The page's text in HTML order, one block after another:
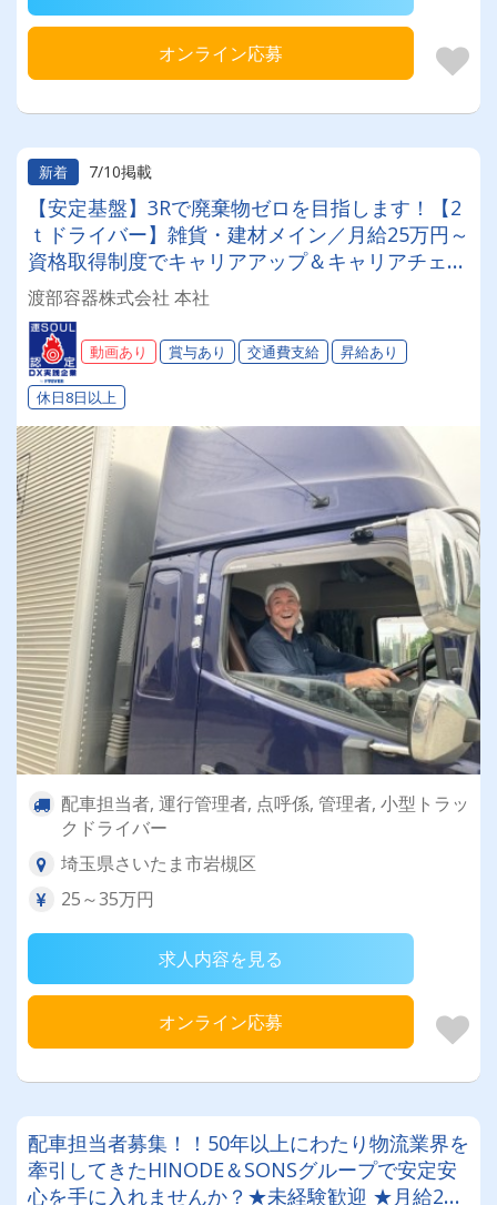
オンライン応募
新着 7/10掲載
【安定基盤】3Rで廃棄物ゼロを目指します！【2
ｔドライバー】雑貨・建材メイン／月給25万円～
資格取得制度でキャリアアップ＆キャリアチェン
ジ可能◎★土日休み★年間休日114日★大型連休
あり★＃賞与＃昇給＃1日体験OK
渡部容器株式会社 本社
動画あり 賞与あり 交通費支給 昇給あり
休日8日以上
配車担当者, 運行管理者, 点呼係, 管理者, 小型トラッ
クドライバー
埼玉県さいたま市岩槻区
25～35万円
求人内容を見る
オンライン応募
配車担当者募集！！50年以上にわたり物流業界を
牽引してきたHINODE＆SONSグループで安定安
心を手に入れませんか？★未経験歓迎 ★月給20